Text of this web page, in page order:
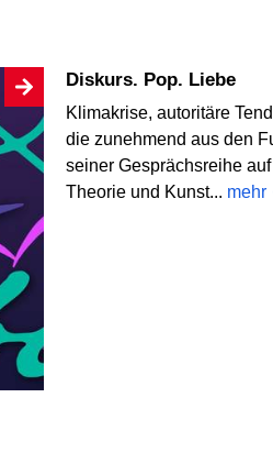
Diskurs. Pop. Liebe
Klimakrise, autoritäre
die zunehmend aus den
seiner Gesprächsreihe
Theorie und Kunst... mehr